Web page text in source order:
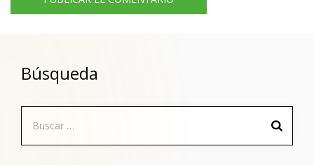
Búsqueda